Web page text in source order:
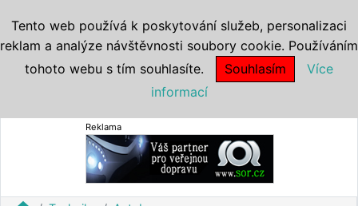
Reklama
Tento web používá k poskytování služeb, personalizaci
reklam a analýze návštěvnosti soubory cookie. Používáním
tohoto webu s tím souhlasíte.
Souhlasím
Více
informací